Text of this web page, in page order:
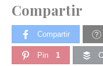
Compartir
Compartir
Pin 1